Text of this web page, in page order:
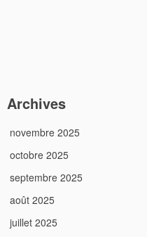
Archives
novembre 2025
octobre 2025
septembre 2025
août 2025
juillet 2025